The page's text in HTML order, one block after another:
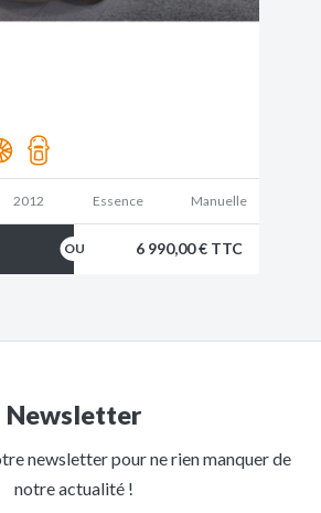
2012 Essence Manuelle
6 990,00 € TTC
Newsletter
newsletter pour ne rien manquer de
notre actualité !